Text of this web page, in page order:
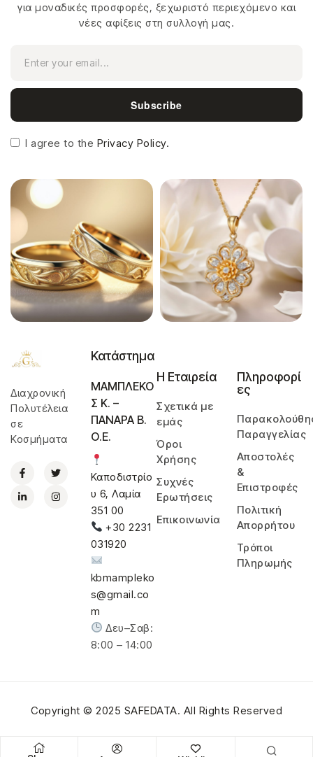
για μοναδικές προσφορές, ξεχωριστό περιεχόμενο και
νέες αφίξεις στη συλλογή μας.
Subscribe
I agree to the Privacy Policy.
Διαχρονική
Πολυτέλεια
σε
Κοσμήματα
Η Εταιρεία
Σχετικά με
εμάς
Όροι
Χρήσης
Συχνές
Ερωτήσεις
Επικοινωνία
Πληροφορί
ες
Παραγγελίας
Αποστολές
&
Επιστροφές
Πολιτική
Απορρήτου
Τρόποι
Πληρωμής
Κατάστημα
ΜΑΜΠΛΕΚΟ
Σ Κ. –
ΠΑΝΑΡΑ Β.
Ο.Ε.
Καποδιστρίο
υ 6, Λαμία
351 00
+30 2231
031920
kbmampleko
s@gmail.co
m
Δευ–Σαβ:
8:00 – 14:00
Copyright © 2025 SAFEDATA. All Rights Reserved